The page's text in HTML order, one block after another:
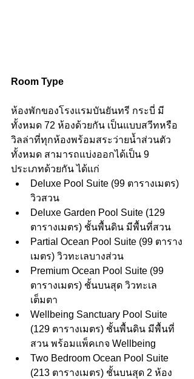
Room Type
ห้องพักของโรงแรมบันยันทรี กระบี่ มี
ทั้งหมด 72 ห้องด้วยกัน เป็นแบบสวีทหรือ
วิลล่าที่ทุกห้องพร้อมสระว่ายน้ำส่วนตัว
ทั้งหมด สามารถแบ่งออกได้เป็น 9
ประเภทด้วยกัน ได้แก่
Deluxe Pool Suite (99 ตารางเมตร)
วิวสวน
Deluxe Garden Pool Suite (129
ตารางเมตร) ชั้นพื้นดิน มีพื้นที่สวน
Partial Ocean Pool Suite (99 ตาราง
เมตร) วิวทะเลบางส่วน
Premium Ocean Pool Suite (99
ตารางเมตร) ชั้นบนสุด วิวทะเล
เต็มตา
Wellbeing Sanctuary Pool Suite
(129 ตารางเมตร) ชั้นพื้นดิน มีพื้นที่
สวน พร้อมแพ็คเกจ Wellbeing
Two Bedroom Ocean Pool Suite
(213 ตารางเมตร) ชั้นบนสุด 2 ห้อง